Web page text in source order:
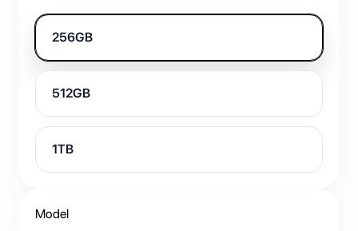
256GB
512GB
1TB
Model